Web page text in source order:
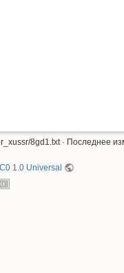
8gd1.txt· Последнее
1.0 Universal